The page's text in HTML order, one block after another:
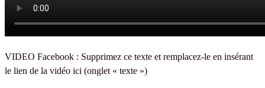
VIDEO Facebook : Supprimez ce texte et remplacez-le en insérant
le lien de la vidéo ici (onglet « texte »)